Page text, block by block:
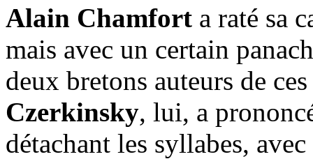
Alain Chamfort a raté sa
mais avec un certain
deux bretons auteurs de
Czerkinsky, lui, a
détachant les syllabes, avec